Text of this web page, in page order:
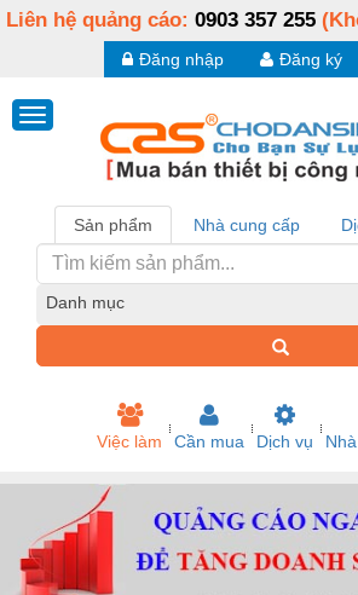
Liên hệ quảng cáo: 0903 357 255
Đăng ký
Đăng nhập
Sản phẩm Nhà cung cấp
Danh mục
Việc làm Cần mua Dịch vụ